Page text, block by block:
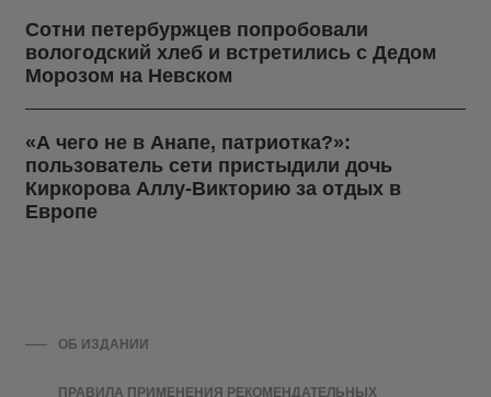
Сотни петербуржцев попробовали
вологодский хлеб и встретились с Дедом
Морозом на Невском
«А чего не в Анапе, патриотка?»:
пользователь сети пристыдили дочь
Киркорова Аллу-Викторию за отдых в
Европе
ОБ ИЗДАНИИ
ПРАВИЛА ПРИМЕНЕНИЯ РЕКОМЕНДАТЕЛЬНЫХ